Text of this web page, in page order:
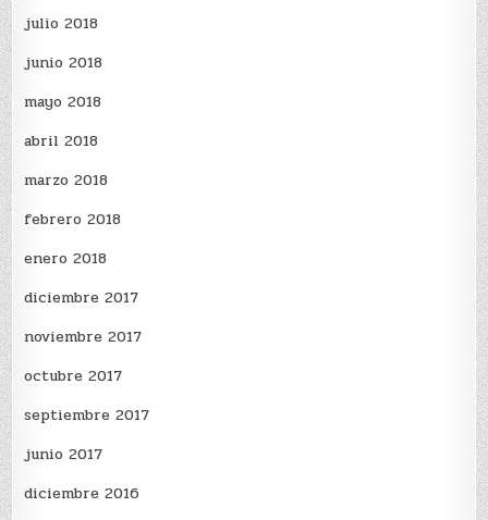
julio 2018
junio 2018
mayo 2018
abril 2018
marzo 2018
febrero 2018
enero 2018
diciembre 2017
noviembre 2017
octubre 2017
septiembre 2017
junio 2017
diciembre 2016